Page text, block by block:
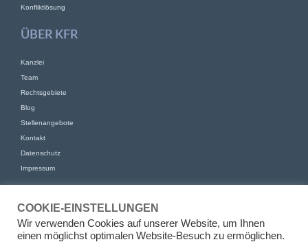
Konfliktlösung
ÜBER KFR
Kanzlei
Team
Rechtsgebiete
Blog
Stellenangebote
Kontakt
Datenschutz
Impressum
KFR Kirchhoff Franke Riethmüller Partnerschaft von Rechtsanwälten
mbB
COOKIE-EINSTELLUNGEN
Wir verwenden Cookies auf unserer Website, um Ihnen
einen möglichst optimalen Website-Besuch zu ermöglichen.